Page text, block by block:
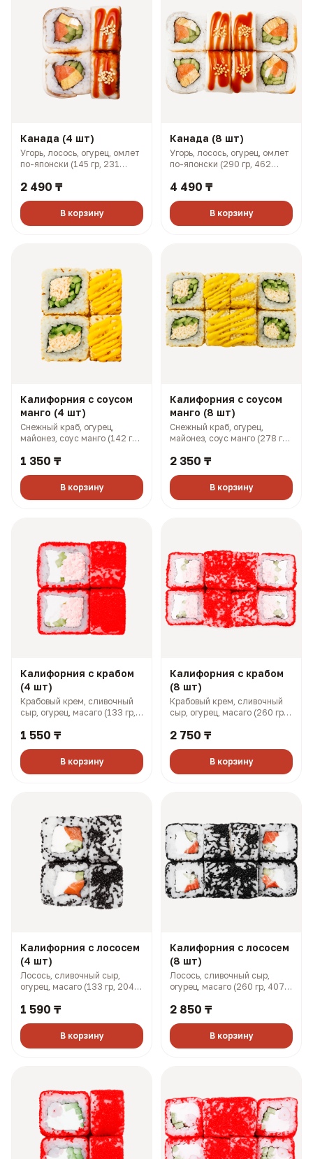
Канада (4 шт)
Угорь, лосось, огурец, омлет
по-японски (145 гр, 231
2 490 ₸
В корзину
Канада (8 шт)
Угорь, лосось, огурец, омлет
по-японски (290 гр, 462
4 490 ₸
В корзину
Калифорния с соусом
манго (4 шт)
Снежный краб, огурец,
майонез, соус манго (142 гр,
1 350 ₸
В корзину
Калифорния с соусом
манго (8 шт)
Снежный краб, огурец,
майонез, соус манго (278 гр,
2 350 ₸
В корзину
Калифорния с крабом
(4 шт)
Крабовый крем, сливочный
сыр, огурец, масаго (133 гр,
1 550 ₸
В корзину
Калифорния с крабом
(8 шт)
Крабовый крем, сливочный
сыр, огурец, масаго (260 гр,
2 750 ₸
В корзину
Калифорния с лососем
(4 шт)
Лосось, сливочный сыр,
огурец, масаго (133 гр, 204
1 590 ₸
В корзину
Калифорния с лососем
(8 шт)
Лосось, сливочный сыр,
огурец, масаго (260 гр, 407
2 850 ₸
В корзину